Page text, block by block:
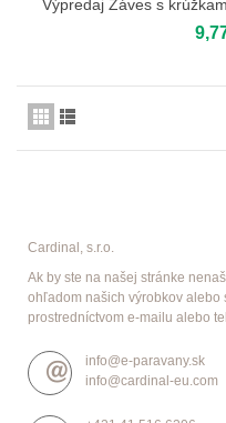
Výpredaj Záves s
Cardinal, s.r.o.
Ak by ste na našej stránke
ohľadom našich výrobkov alebo
prostredníctvom e-mailu alebo
info@e-paravany.sk
info@cardinal-eu.com